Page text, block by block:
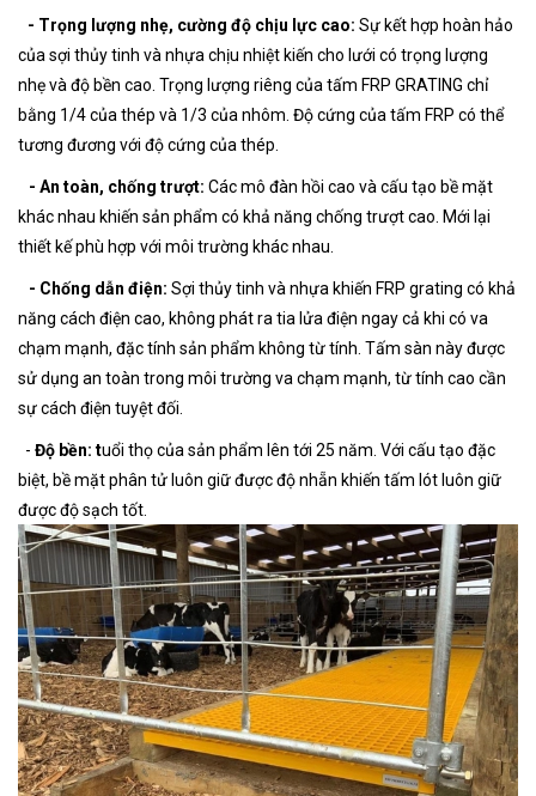
- Trọng lượng nhẹ, cường độ chịu lực cao: Sự kết hợp hoàn hảo
của sợi thủy tinh và nhựa chịu nhiệt kiến cho lưới có trọng lượng
nhẹ và độ bền cao. Trọng lượng riêng của tấm FRP GRATING chỉ
bằng 1/4 của thép và 1/3 của nhôm. Độ cứng của tấm FRP có thể
tương đương với độ cứng của thép.
- An toàn, chống trượt: Các mô đàn hồi cao và cấu tạo bề mặt
khác nhau khiến sản phẩm có khả năng chống trượt cao. Mới lại
thiết kế phù hợp với môi trường khác nhau.
- Chống dẫn điện: Sợi thủy tinh và nhựa khiến FRP grating có khả
năng cách điện cao, không phát ra tia lửa điện ngay cả khi có va
chạm mạnh, đặc tính sản phẩm không từ tính. Tấm sàn này được
sử dụng an toàn trong môi trường va chạm mạnh, từ tính cao cần
sự cách điện tuyệt đối.
- Độ bền: tuổi thọ của sản phẩm lên tới 25 năm. Với cấu tạo đặc
biệt, bề mặt phân tử luôn giữ được độ nhẵn khiến tấm lót luôn giữ
được độ sạch tốt.